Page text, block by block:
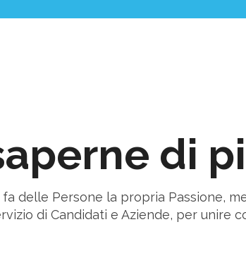
di
fa delle Persone la propria Passione,
di Candidati e Aziende, per unire